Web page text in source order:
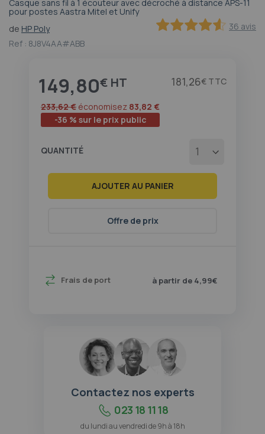
Casque sans fil à 1 écouteur avec décroché à distance APS-11
pour postes Aastra Mitel et Unify
36 avis
de HP Poly
Ref : 8J8V4AA#ABB
Frais de port à partir de 4,99€
149,80€ 181,26€
-36 % sur le prix public
233,62 € économisez 83,82 €
QUANTITÉ
AJOUTER AU PANIER
Offre de prix
Passer
début
de
d’images
Contactez nos experts
023 18 11 18
du lundi au vendredi de 9h à 18h